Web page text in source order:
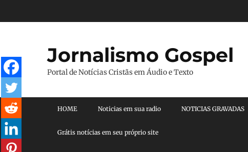
para
Jornalismo Gospel
Portal de Notícias Cristãs em Áudio e Texto
Menu principal
HOME Noticias em sua radio NOTICIAS GRAVADAS
Grátis notícias em seu próprio site